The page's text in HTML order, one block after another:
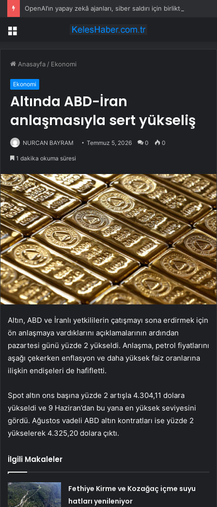
Menü
Anasayfa / Ekonomi
Ekonomi
Altında ABD-İran
anlaşmasıyla sert yükseliş
NURCAN BAYRAM Temmuz 5, 2026 0 0
1 dakika okuma süresi
Altın, ABD ve İranlı yetkililerin çatışmayı sona erdirmek için
ön anlaşmaya vardıklarını açıklamalarının ardından
pazartesi günü yüzde 2 yükseldi. Anlaşma, petrol fiyatlarını
aşağı çekerken enflasyon ve daha yüksek faiz oranlarına
ilişkin endişeleri de hafifletti.
Spot altın ons başına yüzde 2 artışla 4.304,11 dolara
yükseldi ve 9 Haziran’dan bu yana en yüksek seviyesini
gördü. Ağustos vadeli ABD altın kontratları ise yüzde 2
yükselerek 4.325,20 dolara çıktı.
İlgili Makaleler
Fethiye Kirme ve Kozağaç içme suyu
hatları yenileniyor